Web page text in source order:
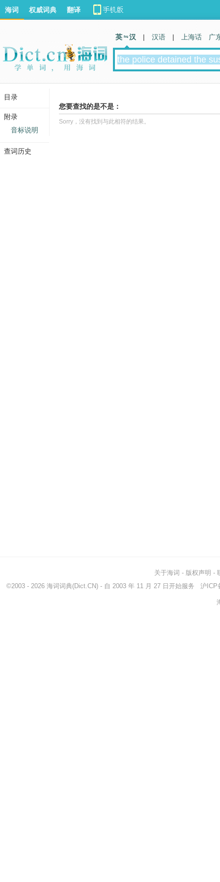
您要查找的是不是：
Sorry，没有找到与此相符的结果。
海词 权威词典 翻译
英 汉 | 汉语 | 上海话 广
关于海词 - 版权声明 -
©2003 - 2026 海词词典(Dict.CN) - 自 2003 年 11 月 27 日开始服务 沪ICP
目录
附录
音标说明
查词历史